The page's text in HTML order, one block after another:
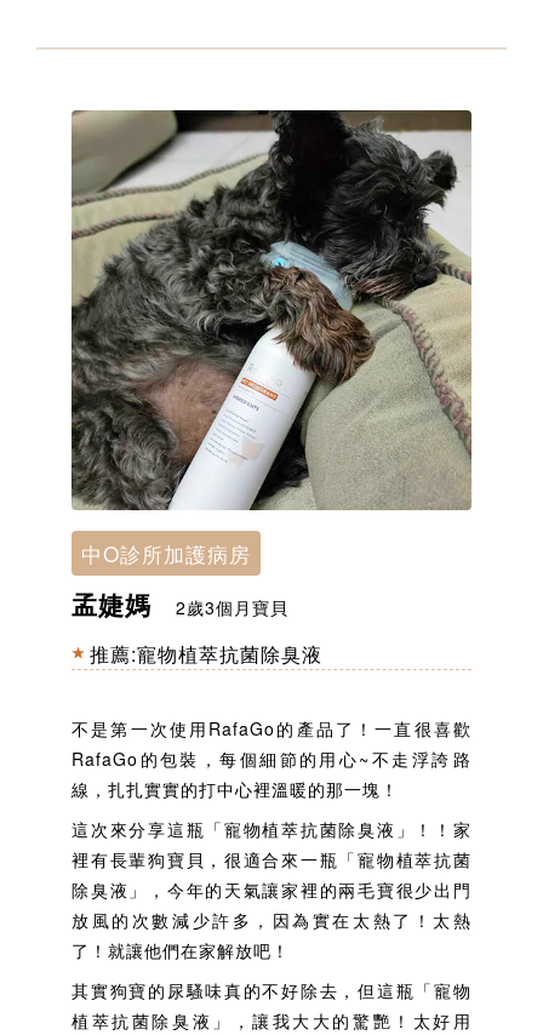
中O診所加護病房
孟婕媽 2歲3個月寶貝
推薦:寵物植萃抗菌除臭液
不是第一次使用RafaGo的產品了！一直很喜歡
RafaGo的包裝，每個細節的用心~不走浮誇​路
線，扎扎實實的打中心裡溫暖的那一塊！
這次來分享這瓶「寵物植萃抗菌除臭液」！！家
裡有長輩狗寶貝，很適合來一瓶「寵物植萃抗菌
除臭液」，今年的天氣讓家裡的兩毛寶很少出門
放風的次數減少許多，因為實在太熱了！太熱
了！就讓他們在家解放吧！
其實狗寶的尿騷味真的不好除去，但這瓶「寵物
植萃抗菌除臭液」，讓我大大的驚艷！太好用